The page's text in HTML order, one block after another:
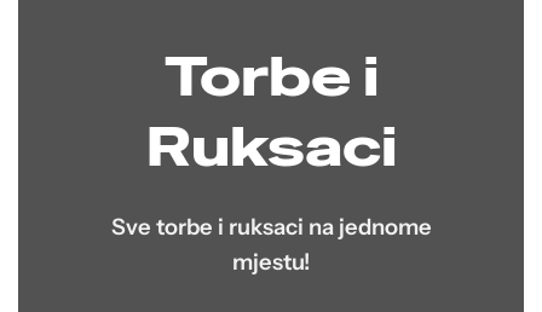
Torbe i
Ruksaci
Sve torbe i ruksaci na jednome
mjestu!